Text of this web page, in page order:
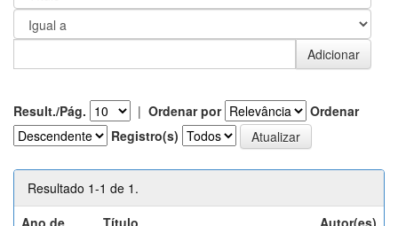
Result./Pág. | Ordenar por
Ordenar
Registro(s)
Resultado 1-1 de 1.
Ano de
Título Autor(es)